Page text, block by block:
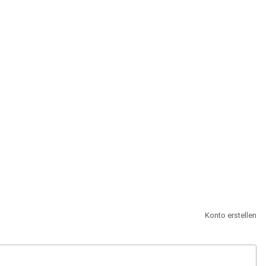
Konto erstellen